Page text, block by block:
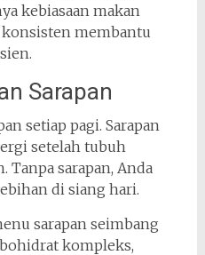
kebiasaan makan
konsisten membantu
Sarapan
setiap pagi. Sarapan
setelah tubuh
Tanpa sarapan, Anda
di siang hari.
sarapan seimbang
kompleks,